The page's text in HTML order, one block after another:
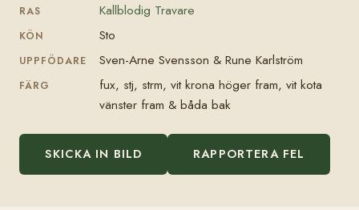
RAS Kallblodig Travare
KÖN Sto
UPPFÖDARE Sven-Arne Svensson & Rune Karlström
FÄRG
fux, stj, strm, vit krona höger fram, vit kota
vänster fram & båda bak
SKICKA IN BILD RAPPORTERA FEL